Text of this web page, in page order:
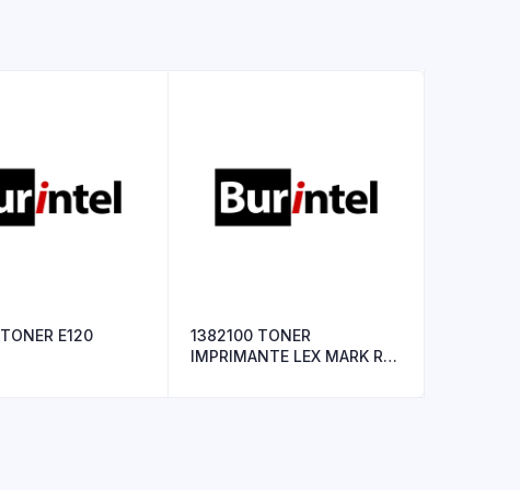
12016SE TONER E120
1382100 TONER
IMPRIMANTE LEX MARK R+